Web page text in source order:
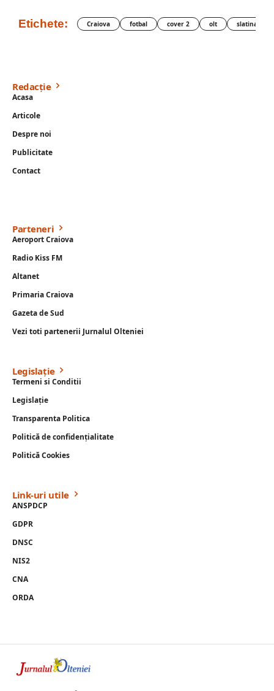
Etichete: Craiova fotbal cover 2 olt slatina
Redacție
Acasa
Articole
Despre noi
Publicitate
Contact
Parteneri
Aeroport Craiova
Radio Kiss FM
Altanet
Primaria Craiova
Gazeta de Sud
Vezi toti partenerii Jurnalul Olteniei
Legislație
Termeni si Conditii
Legislație
Transparenta Politica
Politică de confidențialitate
Politică Cookies
Link-uri utile
ANSPDCP
GDPR
DNSC
NIS2
CNA
ORDA